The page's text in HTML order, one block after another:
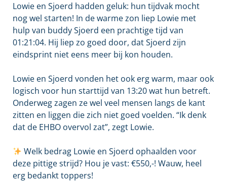
Lowie en Sjoerd hadden geluk: hun tijdvak mocht
nog wel starten! In de warme zon liep Lowie met
hulp van buddy Sjoerd een prachtige tijd van
01:21:04. Hij liep zo goed door, dat Sjoerd zijn
eindsprint niet eens meer bij kon houden.
Lowie en Sjoerd vonden het ook erg warm, maar ook
logisch voor hun starttijd van 13:20 wat hun betreft.
Onderweg zagen ze wel veel mensen langs de kant
zitten en liggen die zich niet goed voelden. “Ik denk
dat de EHBO overvol zat”, zegt Lowie.
Welk bedrag Lowie en Sjoerd ophaalden voor
deze pittige strijd? Hou je vast: €550,-! Wauw, heel
erg bedankt toppers!